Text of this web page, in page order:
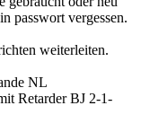
passwort vergessen.
weiterleiten.
NL
Retarder BJ 2-1-